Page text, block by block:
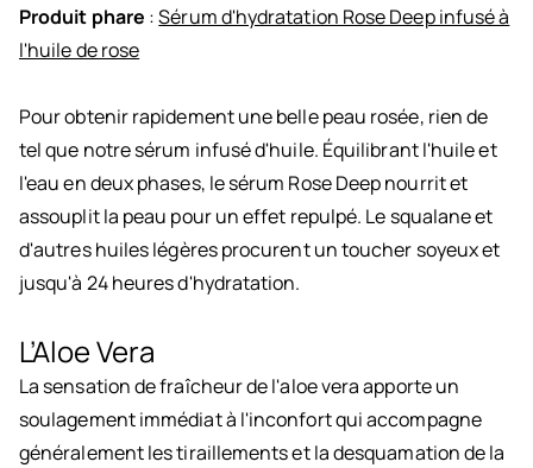
Produit phare :Sérum d'hydratation Rose Deep infusé à
l'huile de rose
Pour obtenir rapidement une belle peau rosée, rien de
tel que notre sérum infusé d'huile. Équilibrant l'huile et
l'eau en deux phases, le sérum Rose Deep nourrit et
assouplit la peau pour un effet repulpé. Le squalane et
d'autres huiles légères procurent un toucher soyeux et
jusqu'à 24 heures d'hydratation.
L’Aloe Vera
La sensation de fraîcheur de l'aloe vera apporte un
soulagement immédiat à l'inconfort qui accompagne
généralement les tiraillements et la desquamation de la